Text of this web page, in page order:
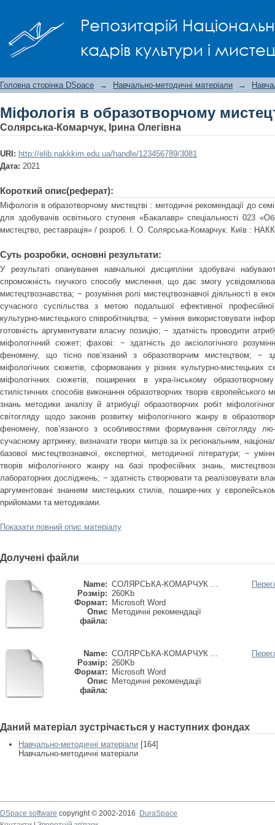
Репозитарій
кадрів культури і
Головна сторінка DSpace → Навчально-методичні матеріали →
Міфологія в образотворчому
Солярська-Комарчук, Ірина Олегівна
URI: http://elib.nakkkim.edu.ua/handle/123456789/3081
Дата: 2021
Короткий опис(реферат):
Міфологія в образотворчому мистецтві : методичні рекомендації до
для здобувачів освітнього ступеня «Бакалавр» спеціальності 023
мистецтво, реставрація» / розроб. І. О. Солярська-Комарчук. Київ :
Суть розробки, основні результати:
У результаті опанування навчальної дисципліни здобувачі
спроможність гнучкого способу мислення, що дає змогу
мистецтвознавства; − розуміння ролі мистецтвознавчої діяльності в
сучасного суспільства з метою подальшої ефективної
культурно-мистецького співробітництва; − уміння використовувати
готовність аргументувати власну позицію; − здатність проводити
міфологічний сюжет; фахові: − здатність до аксіологічного
феномену, що тісно пов’язаний з образотворчим мистецтвом; −
міфологічних сюжетів, сформованих у різних культурно-мистецьких
міфологічних сюжетів, поширених в укра-їнському
стилістичних способів виконання образотворчих творів європейського
знань методики аналізу й атрибуції образотворчих робіт
світогляду щодо законів розвитку міфологічного жанру в
феномену, пов’язаного з особливостями формування світогляду
сучасному артринку, визначати твори митців за їх регіональним,
базової мистецтвознавчої, експертної, методичної літератури; −
творів міфологічного жанру на базі професійних знань,
лабораторних досліджень; − здатність створювати та реалізовувати
аргументовані знанням мистецьких стилів, пошире-них у
прийомами та методиками.
Показати повний опис матеріалу
Долучені файли
Name: СОЛЯРСЬКА-КОМАРЧУК ...
Розмір: 260Kb
Формат:
Microsoft Word
Опис
файла:
Методичні рекомендації
Name: СОЛЯРСЬКА-КОМАРЧУК ...
Розмір: 260Kb
Формат:
Microsoft Word
Опис
файла:
Методичні рекомендації
Даний матеріал зустрічається у наступних фондах
Навчально-методичні матеріали [164]
Навчально-методичні матеріали
DSpace software copyright © 2002-2016
DuraSpace